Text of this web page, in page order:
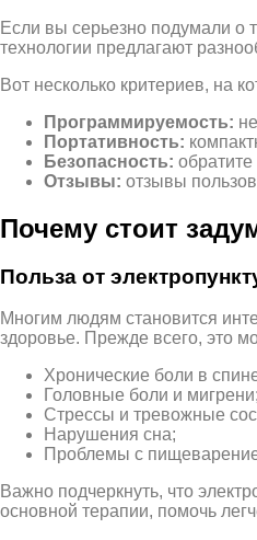
Если вы серьезно подумали о
технологии предлагают
Вот несколько критериев, на
Программируемость:
Портативность:
Безопасность:
Отзывы: отзывы
Почему стоит
Польза от
Многим людям становится
здоровье. Прежде всего, это
Хронические боли в
Головные боли и мигрени;
Стрессы и тревожные
Нарушения сна;
Проблемы с
Важно подчеркнуть, что
основной терапии, помочь